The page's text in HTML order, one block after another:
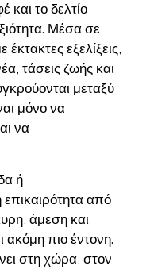
και το δελτίο
Μέσα σε
εξελίξεις,
τάσεις ζωής και
μεταξύ
μόνο να
να
ή
από
άμεση και
ακόμη πιο έντονη.
στη χώρα, στον